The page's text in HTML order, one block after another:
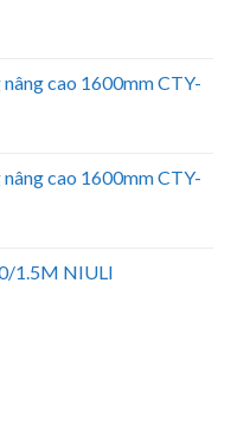
cao 1600mm CTY-
cao 1600mm CTY-
1.5M NIULI